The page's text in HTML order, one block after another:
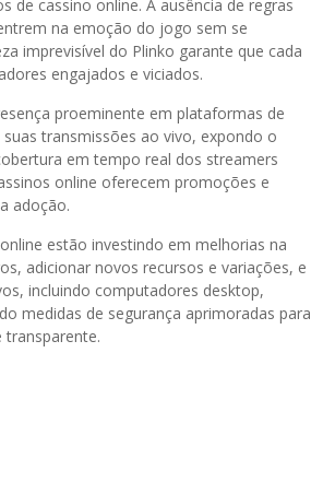
de cassino online. A ausência de regras
na emoção do jogo sem se
imprevisível do Plinko garante que cada
engajados e viciados.
proeminente em plataformas de
transmissões ao vivo, expondo o
em tempo real dos streamers
online oferecem promoções e
adoção.
estão investindo em melhorias na
adicionar novos recursos e variações, e
incluindo computadores desktop,
medidas de segurança aprimoradas para